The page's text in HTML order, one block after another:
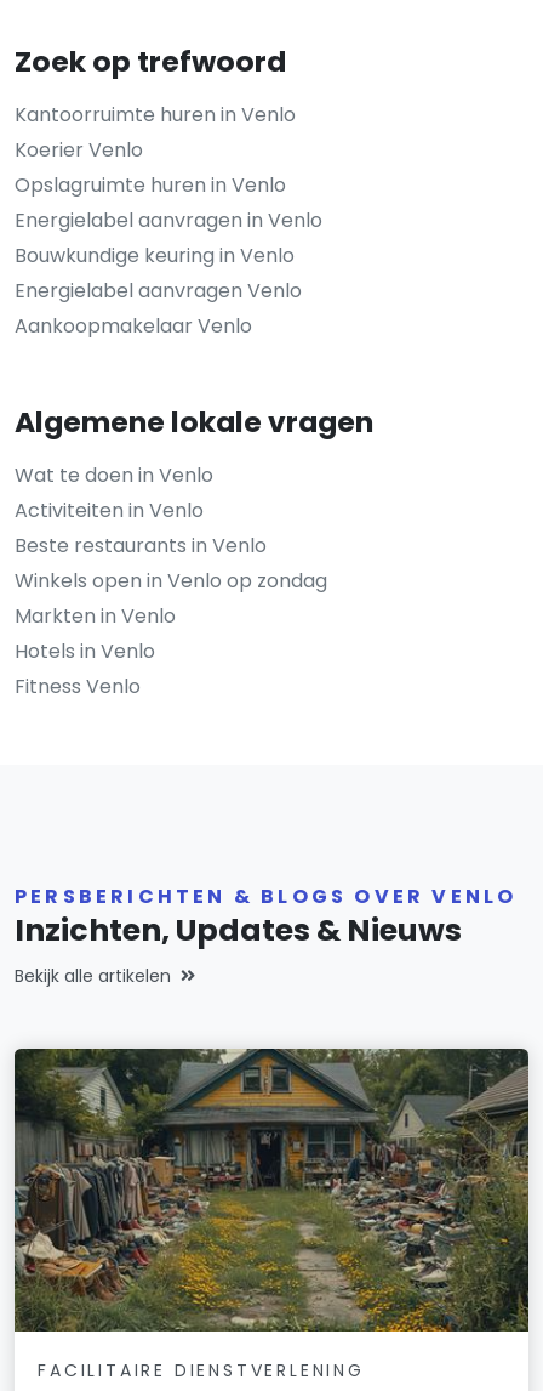
Zoek op trefwoord
Kantoorruimte huren in Venlo
Koerier Venlo
Opslagruimte huren in Venlo
Energielabel aanvragen in Venlo
Bouwkundige keuring in Venlo
Energielabel aanvragen Venlo
Aankoopmakelaar Venlo
Algemene lokale vragen
Wat te doen in Venlo
Activiteiten in Venlo
Beste restaurants in Venlo
Winkels open in Venlo op zondag
Markten in Venlo
Hotels in Venlo
Fitness Venlo
PERSBERICHTEN & BLOGS OVER VENLO
Inzichten, Updates & Nieuws
Bekijk alle artikelen
FACILITAIRE DIENSTVERLENING